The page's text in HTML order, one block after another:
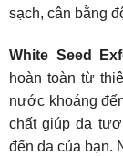
sạch, cân bằng
White Seed
hoàn toàn từ
nước khoáng
chất giúp da
đến da của bạn.